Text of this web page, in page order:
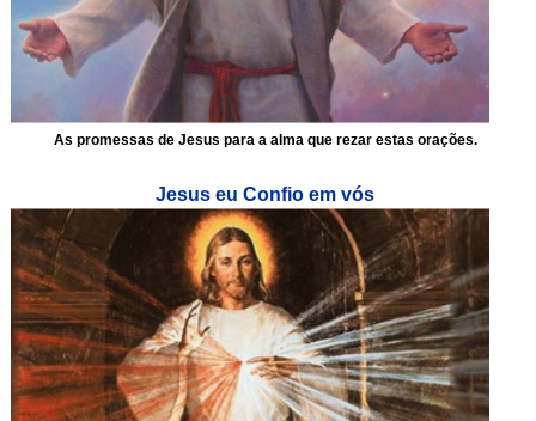
As promessas de Jesus para a alma que rezar estas orações.
Jesus eu Confio em vós